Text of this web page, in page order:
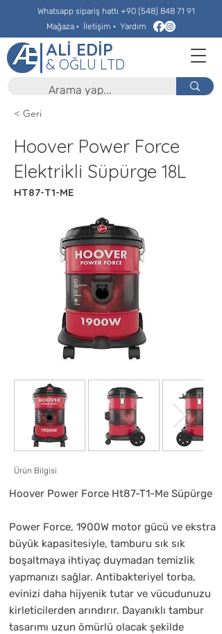
ALİ EDİP
& OĞLU LTD
Whatsapp sipariş hattı +90 (548) 848 71 91
Mağaza · İletişim · Yardım
< Geri
Hoover Power Force
Elektrikli Süpürge 18L
HT87-T1-ME
Ürün Bilgisi
Hoover Power Force Ht87-T1-Me Süpürge
Power Force, 1900W motor gücü ve ekstra
büyük kapasitesiyle, tamburu sık sık
boşaltmaya ihtiyaç duymadan temizlik
yapmanızı sağlar. Antibakteriyel torba,
evinizi daha hijyenik tutar ve vücudunuzu
kirleticilerden arındırır. Dayanıklı tambur
tasarımı uzun ömürlü olacak şekilde